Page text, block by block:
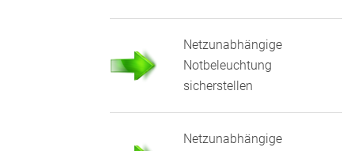
Netzunabhängige
Notbeleuchtung
sicherstellen
Netzunabhängige